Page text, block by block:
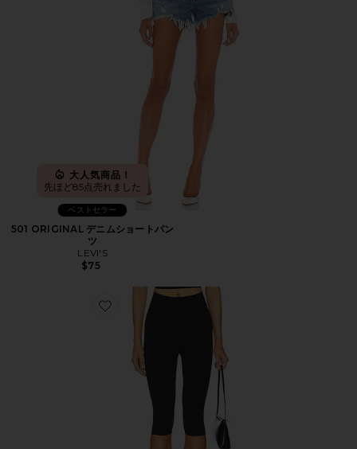
大人気商品！
先ほど85点売れました
ベストセラー
501 ORIGINAL デニムショートパン
ツ
LEVI'S
$75
Favorite カプリレギンス